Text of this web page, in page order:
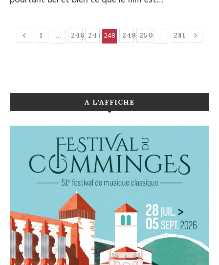
1 … 246 247 248 249 250 … 281
A L’AFFICHE